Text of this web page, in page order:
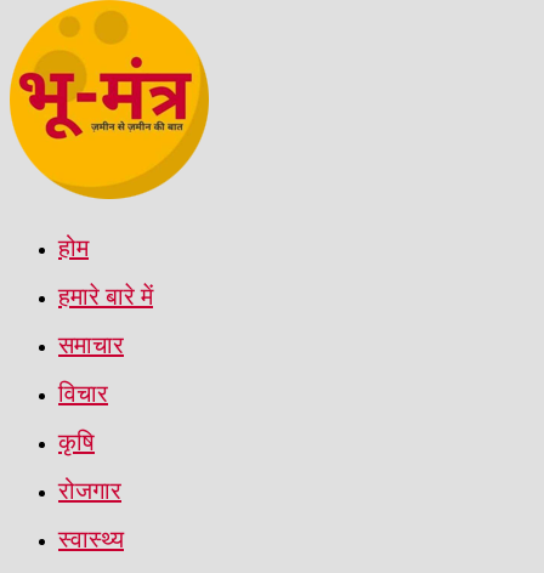
होम
हमारे बारे में
समाचार
विचार
कृषि
रोजगार
स्वास्थ्य